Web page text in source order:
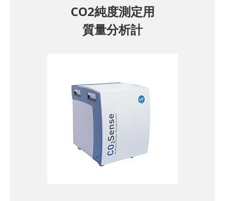
CO2純度測定用
質量分析計